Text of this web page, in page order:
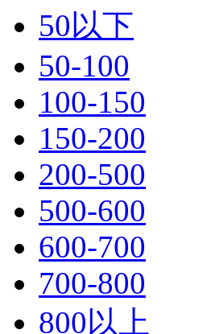
50以下
50-100
100-150
150-200
200-500
500-600
600-700
700-800
800以上